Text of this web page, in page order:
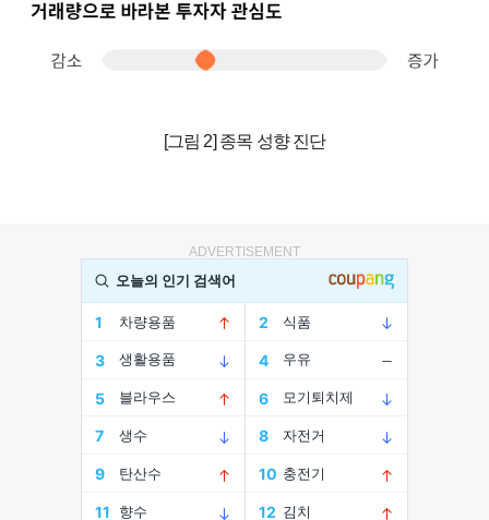
[그림 2] 종목 성향 진단
ADVERTISEMENT